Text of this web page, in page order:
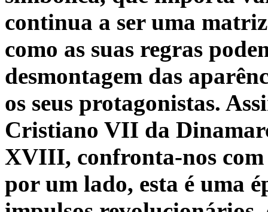
continua a ser uma
como as suas regras
desmontagem das
os seus protagonistas.
Cristiano VII da
XVIII, confronta-nos
por um lado, esta é uma